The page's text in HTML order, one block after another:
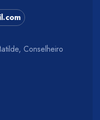
Conselheiro